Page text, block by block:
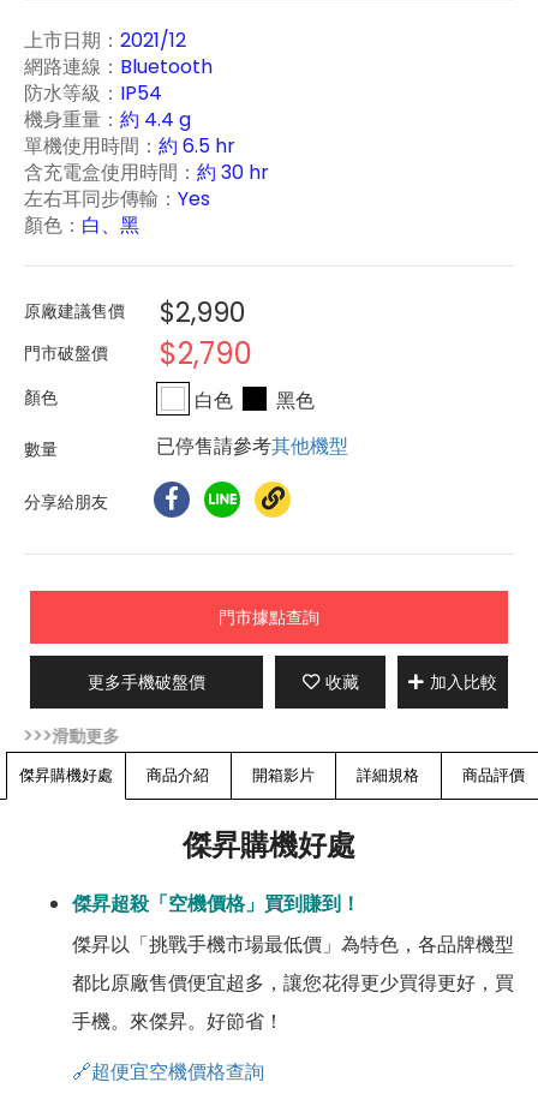
上市日期： 2021/12
網路連線： Bluetooth
防水等級： IP54
機身重量： 約 4.4 g
單機使用時間： 約 6.5 hr
含充電盒使用時間： 約 30 hr
左右耳同步傳輸： Yes
顏色： 白、黑
原廠建議售價 $2,990
門市破盤價 $2,790
白色
黑色
已停售請參考其他機型
分享給朋友
門市據點查詢
更多手機破盤價 收藏 加入比較
傑昇購機好處 商品介紹 開箱影片 詳細規格 商品評價
傑昇購機好處
傑昇超殺「空機價格」買到賺到！
傑昇以「挑戰手機市場最低價」為特色，各品牌機型
都比原廠售價便宜超多，讓您花得更少買得更好，買
手機。來傑昇。好節省！
🔗超便宜空機價格查詢